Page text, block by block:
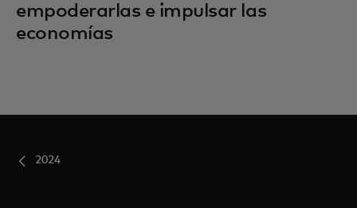
empoderarlas e impulsar las
economías
2024